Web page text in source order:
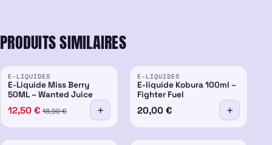
PRODUITS SIMILAIRES
E-LIQUIDES
E-Liquide Miss Berry
50ML – Wanted Juice
12,50 € 18,90€
E-LIQUIDES
E-liquide Kobura 100ml –
Fighter Fuel
20,00 €